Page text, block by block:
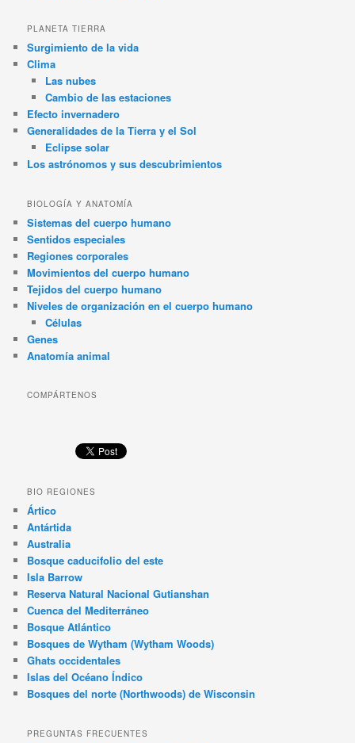
PLANETA TIERRA
Surgimiento de la vida
Clima
Las nubes
Cambio de las estaciones
Efecto invernadero
Generalidades de la Tierra y el Sol
Eclipse solar
Los astrónomos y sus descubrimientos
BIOLOGÍA Y ANATOMÍA
Sistemas del cuerpo humano
Sentidos especiales
Regiones corporales
Movimientos del cuerpo humano
Tejidos del cuerpo humano
Niveles de organización en el cuerpo humano
Células
Genes
Anatomía animal
COMPÁRTENOS
BIO REGIONES
Ártico
Antártida
Australia
Bosque caducifolio del este
Isla Barrow
Reserva Natural Nacional Gutianshan
Cuenca del Mediterráneo
Bosque Atlántico
Bosques de Wytham (Wytham Woods)
Ghats occidentales
Islas del Océano Índico
Bosques del norte (Northwoods) de Wisconsin
PREGUNTAS FRECUENTES